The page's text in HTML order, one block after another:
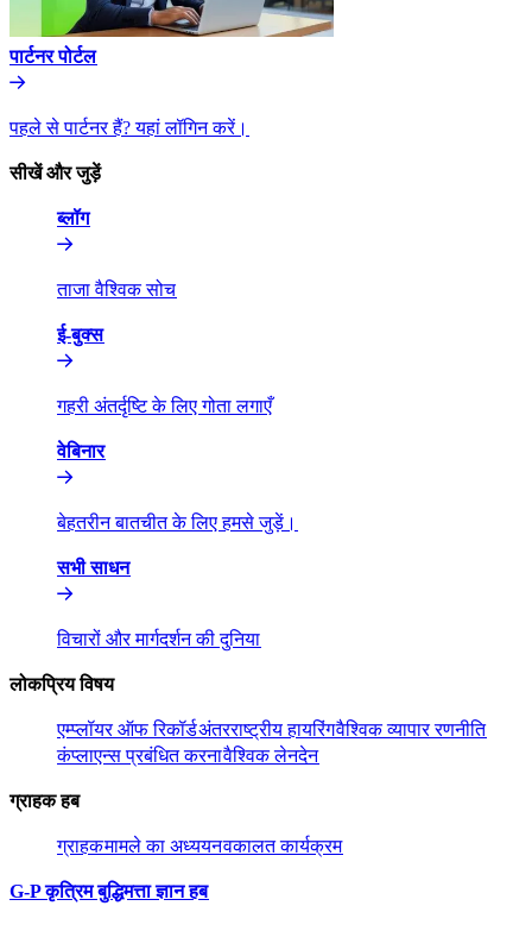
पार्टनर पोर्टल​​
पहले से पार्टनर हैं? यहां लॉगिन करें।​​
सीखें और जुड़ें​​
ब्लॉग​​
ताजा वैश्विक सोच​​
ई-बुक्स​​
गहरी अंतर्दृष्टि के लिए गोता लगाएँ​​
वेबिनार​​
बेहतरीन बातचीत के लिए हमसे जुड़ें।​​
सभी साधन​​
विचारों और मार्गदर्शन की दुनिया​​
लोकप्रिय विषय​​
एम्प्लॉयर ऑफ रिकॉर्ड​​अंतरराष्ट्रीय हायरिंग​​वैश्विक व्यापार रणनीति​​
कंप्लाएन्स प्रबंधित करना​​वैश्विक लेनदेन​​
ग्राहक हब​​
ग्राहक​​मामले का अध्ययन​​वकालत कार्यक्रम​​
G-P कृत्रिम बुद्धिमत्ता ज्ञान हब​​